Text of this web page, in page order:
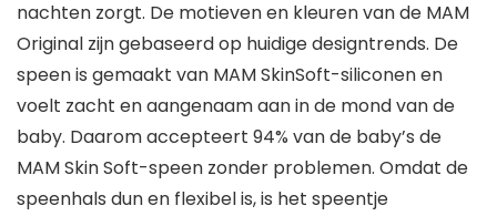
nachten zorgt. De motieven en kleuren van de MAM
Original zijn gebaseerd op huidige designtrends. De
speen is gemaakt van MAM SkinSoft-siliconen en
voelt zacht en aangenaam aan in de mond van de
baby. Daarom accepteert 94% van de baby’s de
MAM Skin Soft-speen zonder problemen. Omdat de
speenhals dun en flexibel is, is het speentje